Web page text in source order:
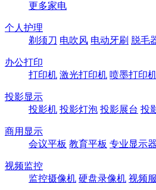
更多家电
个人护理
剃须刀 电吹风 电动牙刷 脱毛
办公打印
打印机 激光打印机 喷墨打印
投影显示
投影机 投影灯泡 投影展台 投
商用显示
会议平板 教育平板 专业显示器
视频监控
监控摄像机 硬盘录像机 视频